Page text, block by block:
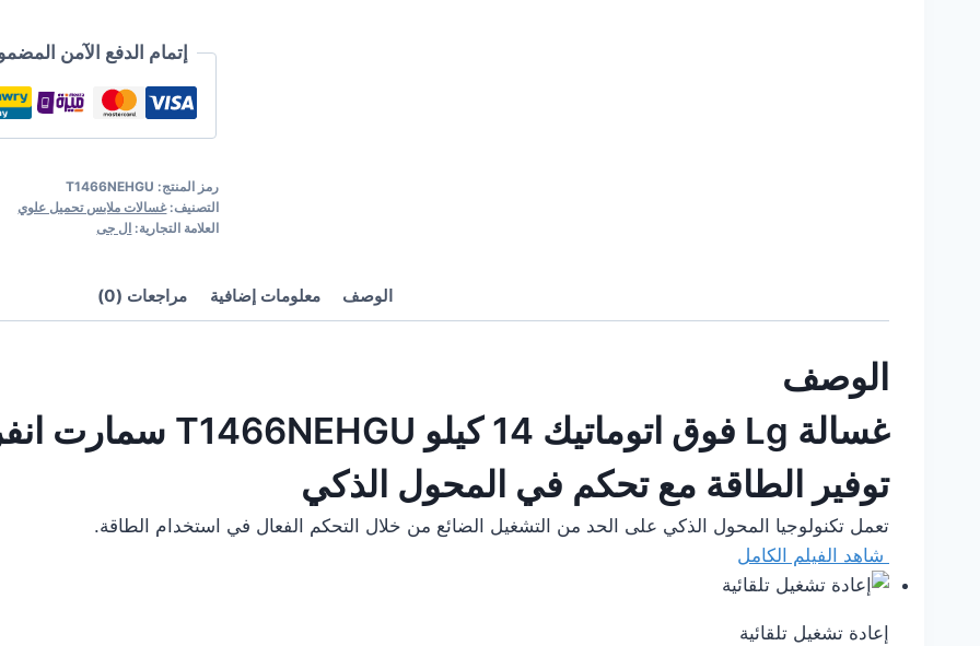
إتمام الدفع الآمن
رمز المنتج: T1466NEHGU
التصنيف:غسالات ملابس تحميل علوي
العلامة التجارية: ال جى
الوصف معلومات إضافية مراجعات (0)
الوصف
غسالة Lg فوق اتوماتيك 14 كيلو T1466NEHGU سمارت انفرتر ال جي
توفير الطاقة مع تحكم في المحول الذكي
تعمل تكنولوجيا المحول الذكي على الحد من التشغيل الضائع من خلال التحكم الفعال في استخدام الطاقة.
شاهد الفيلم الكامل
إعادة تشغيل تلقائية